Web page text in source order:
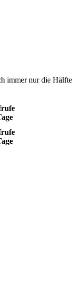
immer nur die Hälfte